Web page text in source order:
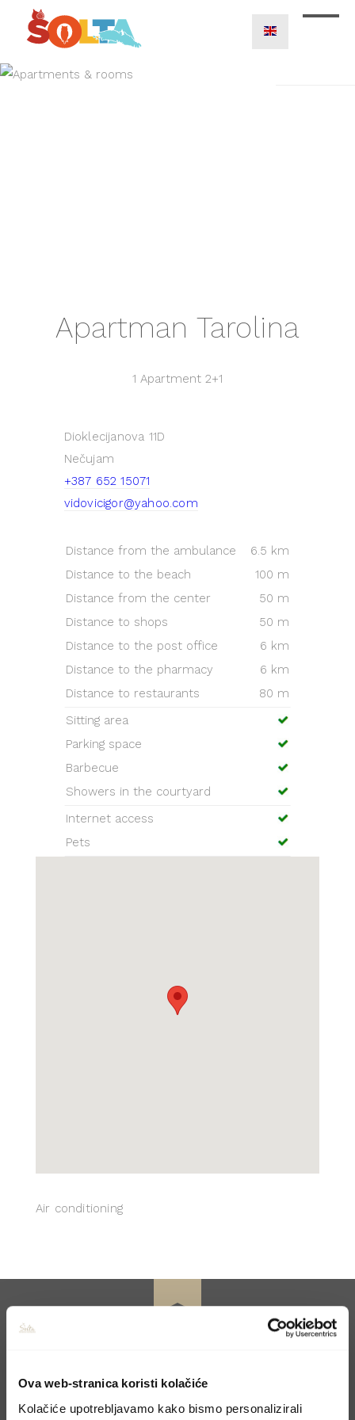
Ova web-stranica koristi kolačiće
Kolačiće upotrebljavamo kako bismo personalizirali
Apartman Tarolina
1 Apartment 2+1
Dioklecijanova 11D
Nečujam
+387 652 15071
vidovicigor@yahoo.com
Distance from the ambulance
6.5 km
Distance to the beach
100 m
Distance from the center
50 m
Distance to shops
50 m
Distance to the post office
6 km
Distance to the pharmacy
6 km
Distance to restaurants
80 m
Sitting area
Parking space
Barbecue
Showers in the courtyard
Internet access
Pets
Air conditioning
CONTACT US